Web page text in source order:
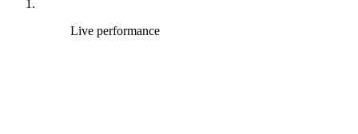
Live performance